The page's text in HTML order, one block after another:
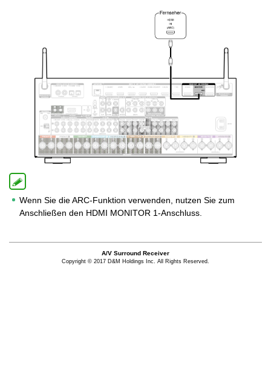
Wenn Sie die ARC-Funktion verwenden, nutzen Sie zum
Anschließen den HDMI MONITOR 1-Anschluss.
A/V Surround Receiver
Copyright © 2017 D&M Holdings Inc. All Rights Reserved.